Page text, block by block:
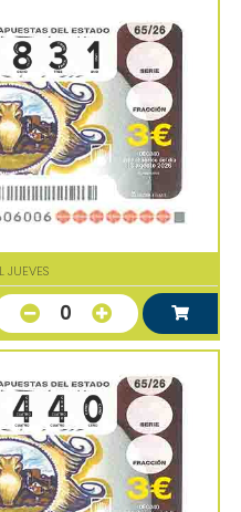
JUEVES
0